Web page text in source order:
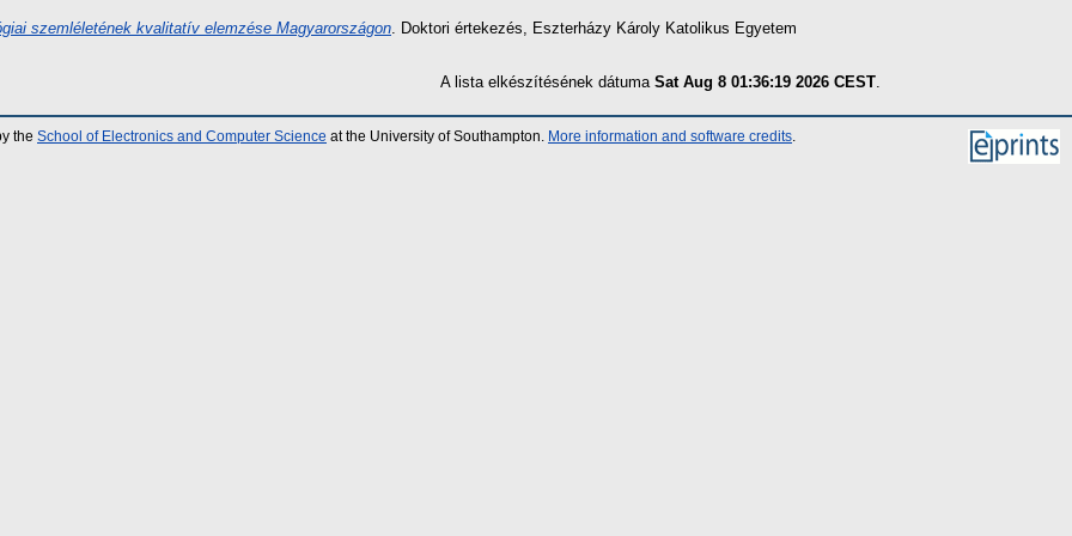
szemléletének kvalitatív elemzése Magyarországon. Doktori értekezés, Eszterházy Károly Katolikus Egyetem
A lista elkészítésének dátuma Sat Aug 8 01:36:19 2026 CEST.
the School of Electronics and Computer Science at the University of Southampton. More information and software credits